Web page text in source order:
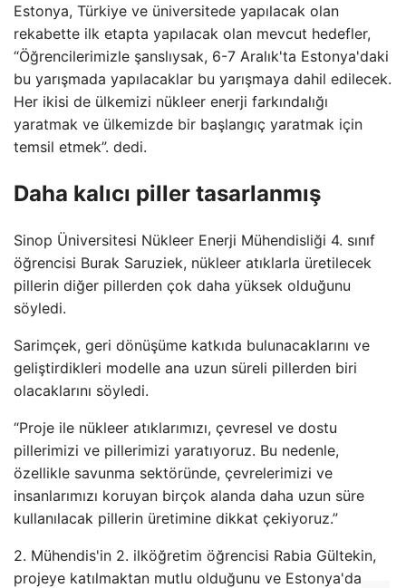
Estonya, Türkiye ve üniversitede yapılacak olan
rekabette ilk etapta yapılacak olan mevcut hedefler,
“Öğrencilerimizle şanslıysak, 6-7 Aralık'ta Estonya'daki
bu yarışmada yapılacaklar bu yarışmaya dahil edilecek.
Her ikisi de ülkemizi nükleer enerji farkındalığı
yaratmak ve ülkemizde bir başlangıç ​​yaratmak için
temsil etmek”. dedi.
Daha kalıcı piller tasarlanmış
Sinop Üniversitesi Nükleer Enerji Mühendisliği 4. sınıf
öğrencisi Burak Saruziek, nükleer atıklarla üretilecek
pillerin diğer pillerden çok daha yüksek olduğunu
söyledi.
Sarimçek, geri dönüşüme katkıda bulunacaklarını ve
geliştirdikleri modelle ana uzun süreli pillerden biri
olacaklarını söyledi.
“Proje ile nükleer atıklarımızı, çevresel ve dostu
pillerimizi ve pillerimizi yaratıyoruz. Bu nedenle,
özellikle savunma sektöründe, çevrelerimizi ve
insanlarımızı koruyan birçok alanda daha uzun süre
kullanılacak pillerin üretimine dikkat çekiyoruz.”
2. Mühendis'in 2. ilköğretim öğrencisi Rabia Gültekin,
projeye katılmaktan mutlu olduğunu ve Estonya'da